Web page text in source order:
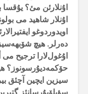
اۇنلارئن مئ؟
اۇنلار شاهید می
اویدوردوغو
دەرلر. هیچ شۆبهەسیز
اۇغول‌لارا ترجیح
حۆکمەدیۇرسونوز؟
سیزین ایچین آچئق
سؤیلۆیۇرسانئز